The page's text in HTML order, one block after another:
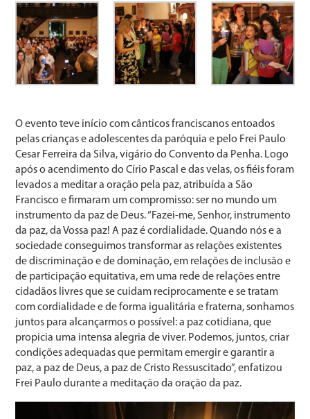
O evento teve início com cânticos franciscanos entoados
pelas crianças e adolescentes da paróquia e pelo Frei Paulo
Cesar Ferreira da Silva, vigário do Convento da Penha. Logo
após o acendimento do Círio Pascal e das velas, os fiéis foram
levados a meditar a oração pela paz, atribuída a São
Francisco e firmaram um compromisso: ser no mundo um
instrumento da paz de Deus. “Fazei-me, Senhor, instrumento
da paz, da Vossa paz! A paz é cordialidade. Quando nós e a
sociedade conseguimos transformar as relações existentes
de discriminação e de dominação, em relações de inclusão e
de participação equitativa, em uma rede de relações entre
cidadãos livres que se cuidam reciprocamente e se tratam
com cordialidade e de forma igualitária e fraterna, sonhamos
juntos para alcançarmos o possível: a paz cotidiana, que
propicia uma intensa alegria de viver. Podemos, juntos, criar
condições adequadas que permitam emergir e garantir a
paz, a paz de Deus, a paz de Cristo Ressuscitado”, enfatizou
Frei Paulo durante a meditação da oração da paz.